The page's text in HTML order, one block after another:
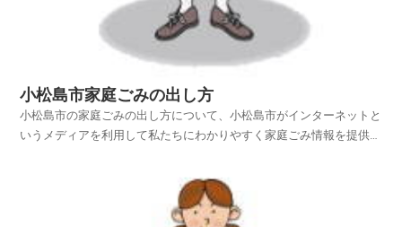
小松島市家庭ごみの出し方
小松島市の家庭ごみの出し方について、小松島市がインターネットと
いうメディアを利用して私たちにわかりやすく家庭ごみ情報を提供さ
のページを探し、小松島市の家庭ごみの出し方を項目別に紹介してお
りますのでご活用いただければ幸いです。平成25年4月...